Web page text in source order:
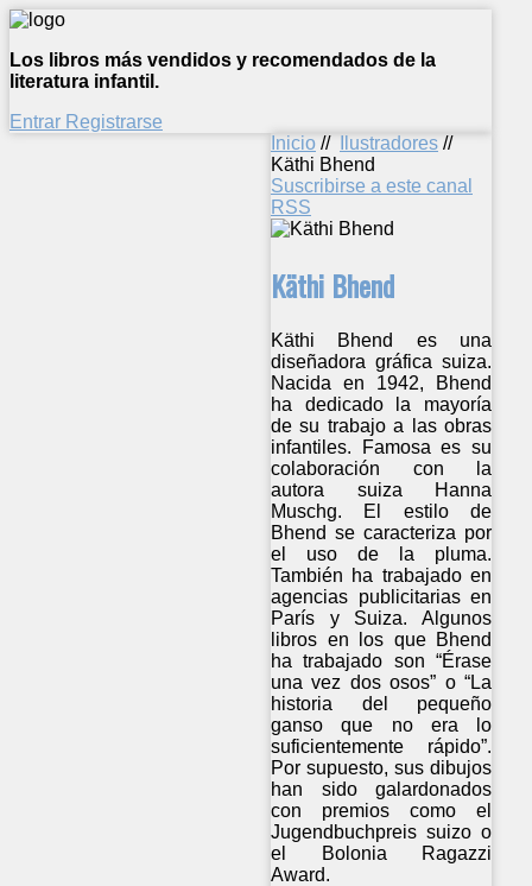
Los libros más vendidos y recomendados de la
literatura infantil.
Entrar Registrarse
Inicio // Ilustradores //
Käthi Bhend
Suscribirse a este canal
RSS
Käthi Bhend
Käthi Bhend es una
diseñadora gráfica suiza.
Nacida en 1942, Bhend
ha dedicado la mayoría
de su trabajo a las obras
infantiles. Famosa es su
colaboración con la
autora suiza Hanna
Muschg. El estilo de
Bhend se caracteriza por
el uso de la pluma.
También ha trabajado en
agencias publicitarias en
París y Suiza. Algunos
libros en los que Bhend
ha trabajado son “Érase
una vez dos osos” o “La
historia del pequeño
ganso que no era lo
suficientemente rápido”.
Por supuesto, sus dibujos
han sido galardonados
con premios como el
Jugendbuchpreis suizo o
el Bolonia Ragazzi
Award.